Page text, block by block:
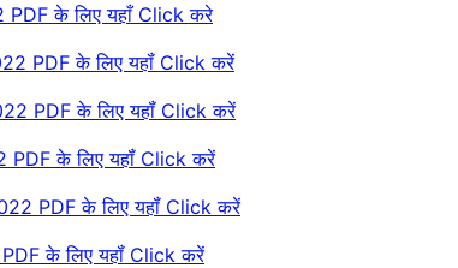
के लिए यहाँ Click करे
PDF के लिए यहॉं Click करें
PDF के लिए यहॉं Click करें
के लिए यहॉं Click करें
PDF के लिए यहॉं Click करें
के लिए यहॉं Click करें